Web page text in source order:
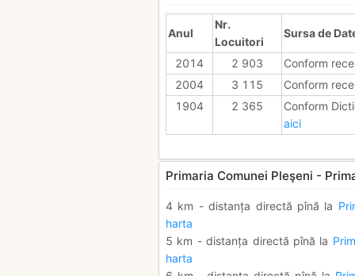
Anul
Nr.
Locuitori
Sursa de
2014 2 903
Conform
2004
3 115
Conform
1904
2 365
Conform
aici
Primaria Comunei Pleşeni -
4 km - distanța directă pînă la
harta
5 km - distanța directă pînă la
harta